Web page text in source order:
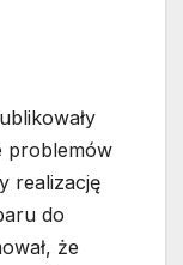
problemów
realizację
do
że